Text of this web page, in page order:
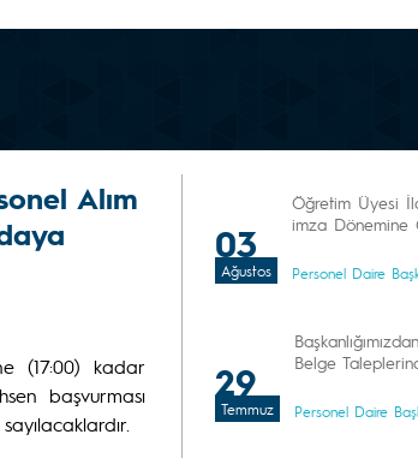
Alım
(17:00) kadar
başvurması
03
Ağustos
Öğretim Üyesi
imza Dönemine
Personel Daire
29
Temmuz
Belge
Personel Daire